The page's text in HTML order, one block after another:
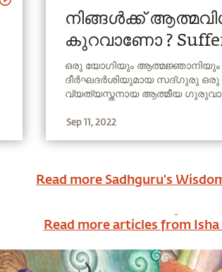
നിങ്ങൾക്ക്
കുറവാണോ ?
from lack of self
confidence ?
ഒരു യോഗിയും ആത്മജ്ഞാനിയും
ദീര്‍ഘദര്‍ശിയുമായ സദ്ഗുരു ഒരു
വ്യത്യസ്തനായ ആത്മീയ
തുടിക്കുന്ന അദ്ദേഹത്തിന്‍റെ
Sep 11, 2022
Read more Sadhguru's
Read more articles from Isha